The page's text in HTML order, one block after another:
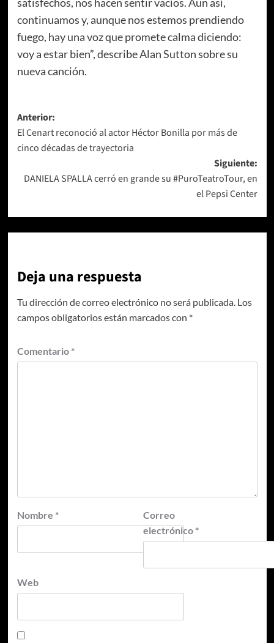
continuamos y, aunque nos estemos prendiendo
fuego, hay una voz que promete calma diciendo:
voy a estar bien”, describe Alan Sutton sobre su
nueva canción.
Navegación
de
entradas
Anterior:
El Cenart reconoció al actor Héctor Bonilla por más de
cinco décadas de trayectoria
Siguiente:
DANIELA SPALLA cerró en grande su #PuroTeatroTour, en
el Pepsi Center
Deja una respuesta
Tu dirección de correo electrónico no será publicada. Los
campos obligatorios están marcados con *
Comentario *
Nombre *
Correo
electrónico *
Web